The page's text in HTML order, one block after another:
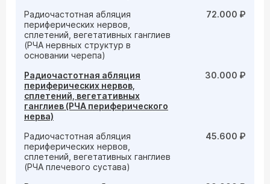
Радиочастотная абляция
периферических нервов,
сплетений, вегетативных ганглиев
(РЧА нервных структур в
основании черепа)
72.000 ₽
Радиочастотная абляция
периферических нервов,
сплетений, вегетативных
ганглиев (РЧА периферического
нерва)
30.000 ₽
Радиочастотная абляция
периферических нервов,
сплетений, вегетативных ганглиев
(РЧА плечевого сустава)
45.600 ₽